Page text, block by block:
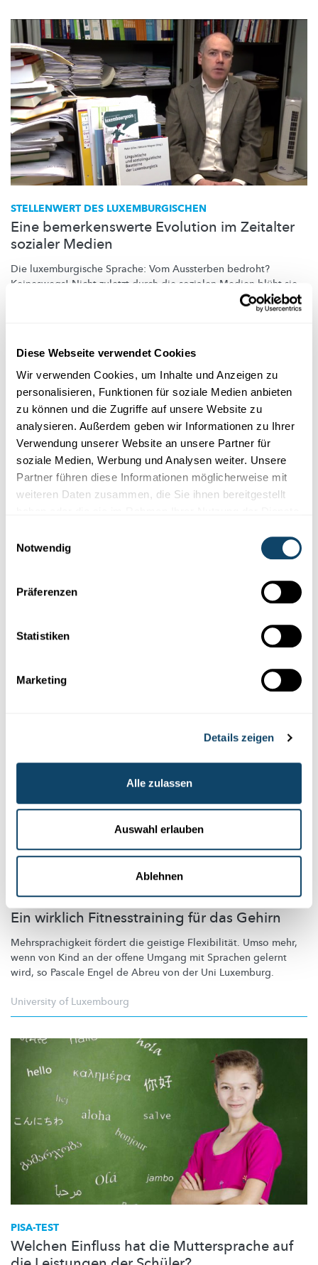
Diese Webseite verwendet Cookies
Wir verwenden Cookies, um Inhalte und Anzeigen zu
personalisieren, Funktionen für soziale Medien anbieten
zu können und die Zugriffe auf unsere Website zu
analysieren. Außerdem geben wir Informationen zu Ihrer
Verwendung unserer Website an unsere Partner für
soziale Medien, Werbung und Analysen weiter. Unsere
Partner führen diese Informationen möglicherweise mit
weiteren Daten zusammen, die Sie ihnen bereitgestellt
Notwendig
Präferenzen
Statistiken
Marketing
Details zeigen
Alle zulassen
Auswahl erlauben
Ablehnen
STELLENWERT DES LUXEMBURGISCHEN
Eine bemerkenswerte Evolution im Zeitalter
sozialer Medien
Die luxemburgische Sprache: Vom Aussterben bedroht?
Keineswegs! Nicht zuletzt durch die sozialen Medien blüht sie
Luxemburgistik-Professor.
„INTEGRATION“
nicht
„ankommen“
will? Laut Julia de Bres von der Uni Luxemburg
hängt dies vom Einzelfall ab.
University of Luxembourg
MEHRSPRACHIGKEIT
Ein wirklich Fitnesstraining für das Gehirn
Mehrsprachigkeit fördert die geistige Flexibilität. Umso mehr,
wenn von Kind an der offene Umgang mit Sprachen gelernt
wird, so Pascale Engel de Abreu von der Uni Luxemburg.
University of Luxembourg
PISA-TEST
Welchen Einfluss hat die Muttersprache auf